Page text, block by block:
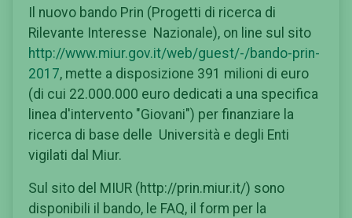
Il nuovo bando Prin (Progetti di ricerca di
Rilevante Interesse Nazionale), on line sul sito
http://www.miur.gov.it/web/guest/-/bando-prin-
2017, mette a disposizione 391 milioni di euro
(di cui 22.000.000 euro dedicati a una specifica
linea d'intervento "Giovani") per finanziare la
ricerca di base delle Università e degli Enti
vigilati dal Miur.
Sul sito del MIUR (http://prin.miur.it/) sono
disponibili il bando, le FAQ, il form per la